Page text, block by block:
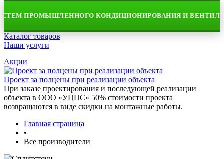
ПРОМЫШЛЕННОГО КОНДИЦИОНИРОВАНИЯ И
Каталог товаров
Наши услуги
Акции
Проект за полцены при реализации объекта
При заказе проектирования и последующей реализации
объекта в ООО «УЦПС» 50% стоимости проекта
возвращаются в виде скидки на монтажные работы.
Главная страница
•
Все производители